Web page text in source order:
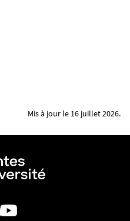
Mis à jour le 16 juillet 2026.